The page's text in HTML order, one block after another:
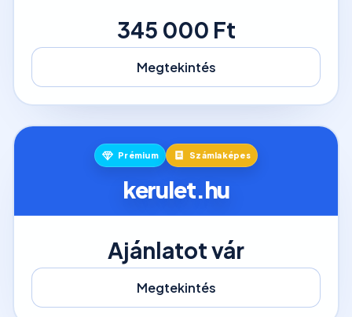
345 000 Ft
Megtekintés
Prémium Számlaképes
kerulet.hu
Ajánlatot vár
Megtekintés